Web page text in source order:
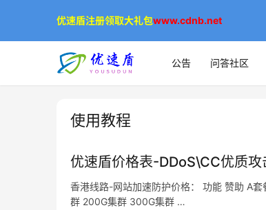
公告 问答社区
使用教程
优速盾价格表-DDoS\CC优质攻
香港线路-网站加速防护价格： 功能 赞助 A
群 200G集群 300G集群 …
优速盾注册领取大礼包www.cdnb.net